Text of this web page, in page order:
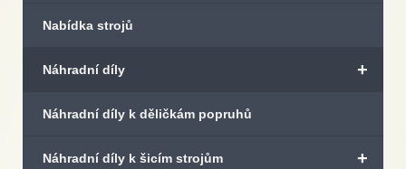
Nabídka strojů
+
Náhradní díly
Náhradní díly k děličkám popruhů
+
Náhradní díly k šicím strojům